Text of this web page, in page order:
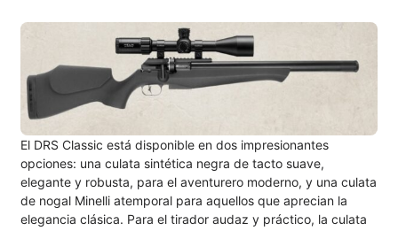
El DRS Classic está disponible en dos impresionantes
opciones: una culata sintética negra de tacto suave,
elegante y robusta, para el aventurero moderno, y una culata
de nogal Minelli atemporal para aquellos que aprecian la
elegancia clásica. Para el tirador audaz y práctico, la culata